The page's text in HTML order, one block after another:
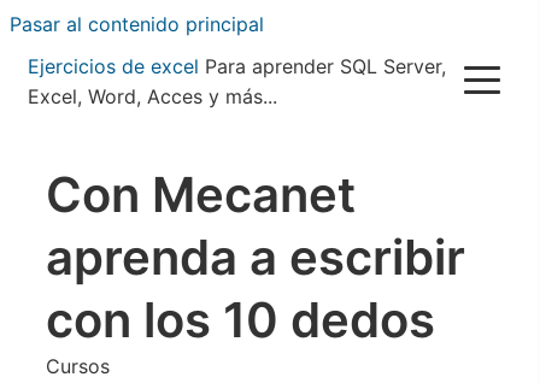
Pasar al contenido principal
Ejercicios de excel Para aprender SQL Server,
Excel, Word, Acces y más...
Con Mecanet
aprenda a escribir
con los 10 dedos
Cursos